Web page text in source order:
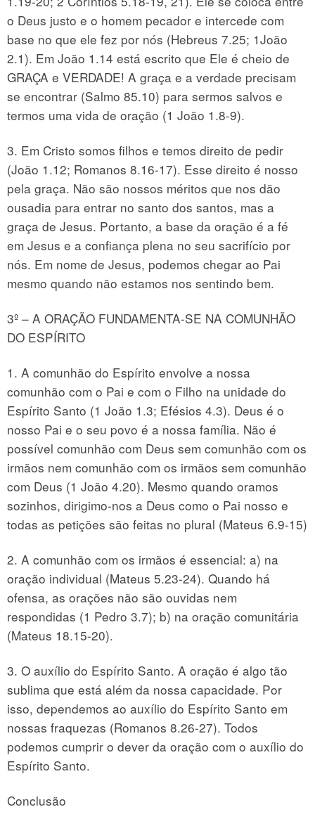
o Deus justo e o homem pecador e intercede com
base no que ele fez por nós (Hebreus 7.25; 1João
2.1). Em João 1.14 está escrito que Ele é cheio de
GRAÇA e VERDADE! A graça e a verdade precisam
se encontrar (Salmo 85.10) para sermos salvos e
termos uma vida de oração (1 João 1.8-9).
3. Em Cristo somos filhos e temos direito de pedir
(João 1.12; Romanos 8.16-17). Esse direito é nosso
pela graça. Não são nossos méritos que nos dão
ousadia para entrar no santo dos santos, mas a
graça de Jesus. Portanto, a base da oração é a fé
em Jesus e a confiança plena no seu sacrifício por
nós. Em nome de Jesus, podemos chegar ao Pai
mesmo quando não estamos nos sentindo bem.
3º – A ORAÇÃO FUNDAMENTA-SE NA COMUNHÃO
DO ESPÍRITO
1. A comunhão do Espírito envolve a nossa
comunhão com o Pai e com o Filho na unidade do
Espírito Santo (1 João 1.3; Efésios 4.3). Deus é o
nosso Pai e o seu povo é a nossa família. Não é
possível comunhão com Deus sem comunhão com os
irmãos nem comunhão com os irmãos sem comunhão
com Deus (1 João 4.20). Mesmo quando oramos
sozinhos, dirigimo-nos a Deus como o Pai nosso e
todas as petições são feitas no plural (Mateus 6.9-15)
2. A comunhão com os irmãos é essencial: a) na
oração individual (Mateus 5.23-24). Quando há
ofensa, as orações não são ouvidas nem
respondidas (1 Pedro 3.7); b) na oração comunitária
(Mateus 18.15-20).
3. O auxílio do Espírito Santo. A oração é algo tão
sublima que está além da nossa capacidade. Por
isso, dependemos ao auxílio do Espírito Santo em
nossas fraquezas (Romanos 8.26-27). Todos
podemos cumprir o dever da oração com o auxílio do
Espírito Santo.
Conclusão